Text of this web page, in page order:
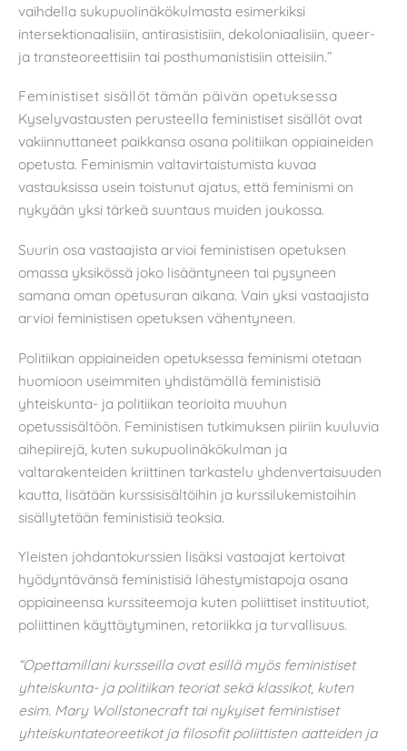
vaihdella sukupuolinäkökulmasta esimerkiksi
intersektionaalisiin, antirasistisiin, dekoloniaalisiin, queer-
ja transteoreettisiin tai posthumanistisiin otteisiin.”
Feministiset sisällöt tämän päivän opetuksessa
Kyselyvastausten perusteella feministiset sisällöt ovat
vakiinnuttaneet paikkansa osana politiikan oppiaineiden
opetusta. Feminismin valtavirtaistumista kuvaa
vastauksissa usein toistunut ajatus, että feminismi on
nykyään yksi tärkeä suuntaus muiden joukossa.
Suurin osa vastaajista arvioi feministisen opetuksen
omassa yksikössä joko lisääntyneen tai pysyneen
samana oman opetusuran aikana. Vain yksi vastaajista
arvioi feministisen opetuksen vähentyneen.
Politiikan oppiaineiden opetuksessa feminismi otetaan
huomioon useimmiten yhdistämällä feministisiä
yhteiskunta- ja politiikan teorioita muuhun
opetussisältöön. Feministisen tutkimuksen piiriin kuuluvia
aihepiirejä, kuten sukupuolinäkökulman ja
valtarakenteiden kriittinen tarkastelu yhdenvertaisuuden
kautta, lisätään kurssisisältöihin ja kurssilukemistoihin
sisällytetään feministisiä teoksia.
Yleisten johdantokurssien lisäksi vastaajat kertoivat
hyödyntävänsä feministisiä lähestymistapoja osana
oppiaineensa kurssiteemoja kuten poliittiset instituutiot,
poliittinen käyttäytyminen, retoriikka ja turvallisuus.
“Opettamillani kursseilla ovat esillä myös feministiset
yhteiskunta- ja politiikan teoriat sekä klassikot, kuten
esim. Mary Wollstonecraft tai nykyiset feministiset
yhteiskuntateoreetikot ja filosofit poliittisten aatteiden ja